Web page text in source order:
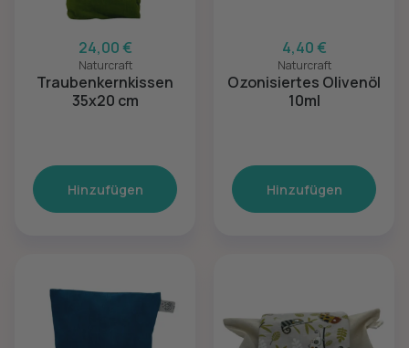
24,00 €
Naturcraft
Traubenkernkissen
35x20 cm
Hinzufügen
4,40 €
Naturcraft
Ozonisiertes Olivenöl
10ml
Hinzufügen